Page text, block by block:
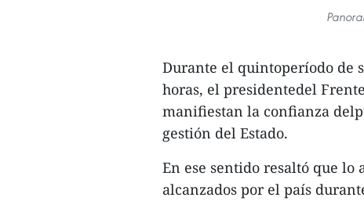
Durante el quintoperíodo de
horas, el presidentedel
manifiestan la confianza
gestión del Estado.
En ese sentido resaltó que lo
alcanzados por el país